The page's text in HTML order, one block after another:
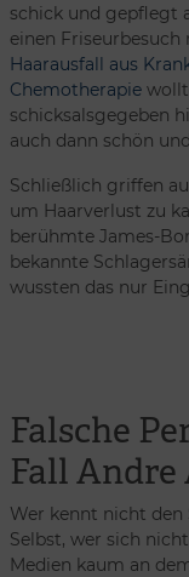
schick und gepflegt
einen
Haarausfall aus
Chemotherapie
schicksalsgegeben
auch dann schön
Schließlich griffen
um Haarverlust zu
berühmte James-
bekannte
wussten das nur
Falsche
Fall Andre
Wer kennt nicht den
Selbst, wer sich
Medien kaum an